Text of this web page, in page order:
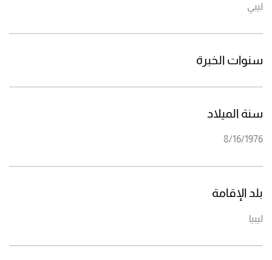
ليبي
سنوات الخبرة
سنة الميلاد
8/16/1976
بلد الإقامة
ليبيا